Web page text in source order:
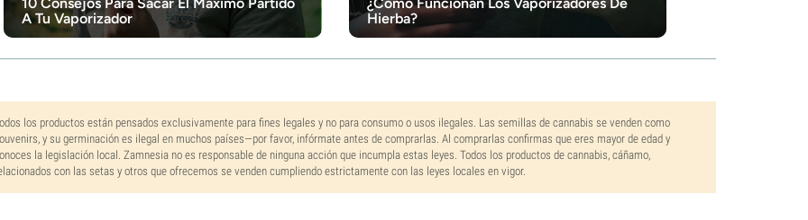
A Tu Vaporizador
Hierba?
los productos están pensados exclusivamente para fines legales y no para consumo o usos ilegales. Las semillas de cannabis se venden como
y su germinación es ilegal en muchos países—por favor, infórmate antes de comprarlas. Al comprarlas confirmas que eres mayor de edad y
la legislación local. Zamnesia no es responsable de ninguna acción que incumpla estas leyes. Todos los productos de cannabis, cáñamo,
con las setas y otros que ofrecemos se venden cumpliendo estrictamente con las leyes locales en vigor.